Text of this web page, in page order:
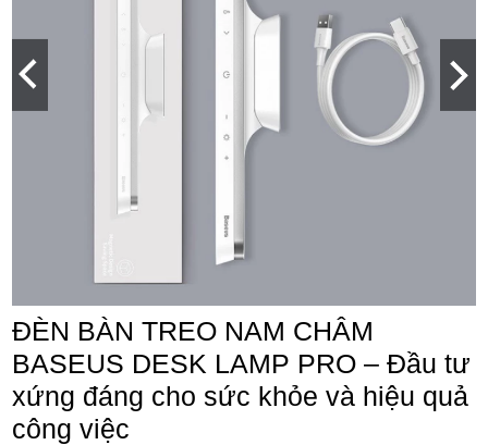
ĐÈN BÀN TREO NAM CHÂM
BASEUS DESK LAMP PRO – Đầu tư
xứng đáng cho sức khỏe và hiệu quả
công việc